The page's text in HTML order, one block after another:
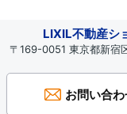
LIXIL不動産シ
〒169-0051 東京都新宿
お問い合